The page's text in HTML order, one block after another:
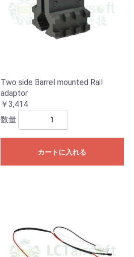
Two side Barrel mounted Rail
adaptor
￥3,414
数量
カートに入れる